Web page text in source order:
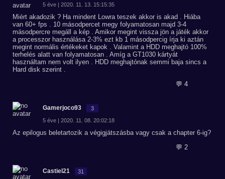
5 éve | 2020. 11. 13. 15:15:35
Miért akadozik ? Ha mindent Lowra teszek akkor is akad . Hiába
van 60+ fps . 10 másodpercet megy folyamatosan majd 3-4
másodpercre megáll a kép . Amikor megint vissza jön a játék akkor
a processzor használása 2-3% ezt kb 1 másodpercig írja ki aztán
megint normális értékeket kapok . Valamint a HDD meghajtó 100%
terhelés alatt van folyamatosan . Amíg a GT1030 kártyát
használtam nem volt ilyen . HDD meghajtónak semmi baja sincs a
Hard disk szerint .
💬 4
Gamerjoco93 3
5 éve | 2020. 11. 08. 20:02:18
Az epilogus beletartozik a végigjátszásba vagy csak a chapter 6-ig?
💬 2
Castiel21 31